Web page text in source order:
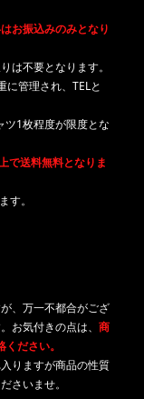
お振込みのみとなり
は不要となります。
に管理され、TELと
1枚程度が限度とな
で送料無料となりま
す。
、万一不都合がござ
お気付きの点は、 商
ださい。
りますが商品の性質
さいませ。